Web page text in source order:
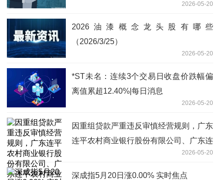
2026-05-20
2026油漆概念龙头股有哪些
（2026/3/25）
2026-05-20
*ST未名：连续3个交易日收盘价跌幅偏
离值累超12.40%|每日消息
2026-05-20
因重组贷款严重违反审慎经营规则，广东
连平农村商业银行股份有限公司、广东连
平农村商业银行股份有限公司陂头支行及
相关责任人员被罚款30万元和20万元
2026-05-20
深成指5月20日涨0.00% 实时焦点